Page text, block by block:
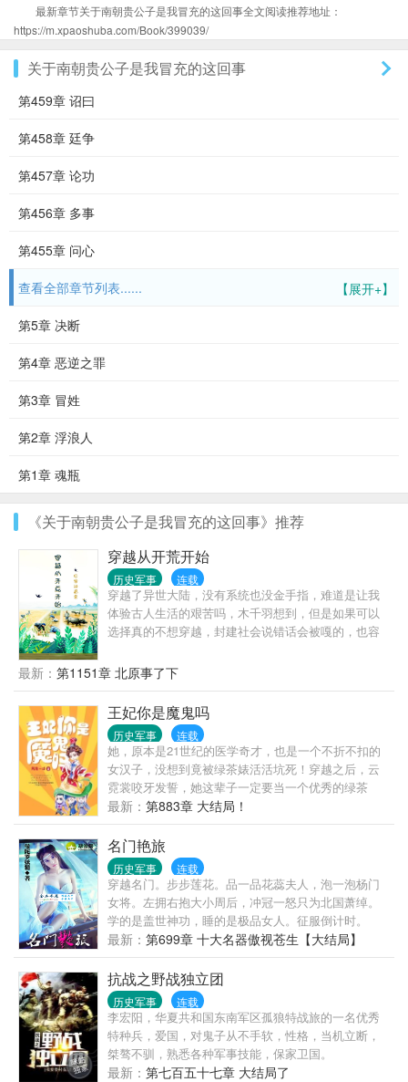
最新章节关于南朝贵公子是我冒充的这回事全文阅读推荐地址：
https://m.xpaoshuba.com/Book/399039/
关于南朝贵公子是我冒充的这回事
第459章 诏曰
第458章 廷争
第457章 论功
第456章 多事
第455章 问心
【展开+】
查看全部章节列表......
第5章 决断
第4章 恶逆之罪
第3章 冒姓
第2章 浮浪人
第1章 魂瓶
《关于南朝贵公子是我冒充的这回事》推荐
穿越从开荒开始
历史军事 连载
穿越了异世大陆，没有系统也没金手指，难道是让我
体验古人生活的艰苦吗，木千羽想到，但是如果可以
选择真的不想穿越，封建社会说错话会被嘎的，也容
最新： 第1151章 北原事了下
王妃你是魔鬼吗
历史军事 连载
她，原本是21世纪的医学奇才，也是一个不折不扣的
女汉子，没想到竟被绿茶婊活活坑死！穿越之后，云
霓裳咬牙发誓，她这辈子一定要当一个优秀的绿茶
婊，作天作地、挥斥方遒，一雪前耻！
最新： 第883章 大结局！
名门艳旅
历史军事 连载
穿越名门。步步莲花。品一品花蕊夫人，泡一泡杨门
女将。左拥右抱大小周后，冲冠一怒只为北国萧绰。
学的是盖世神功，睡的是极品女人。征服倒计时。
最新： 第699章 十大名器傲视苍生【大结局】
抗战之野战独立团
历史军事 连载
李宏阳，华夏共和国东南军区孤狼特战旅的一名优秀
特种兵，爱国，对鬼子从不手软，性格，当机立断，
桀骜不驯，熟悉各种军事技能，保家卫国。
最新： 第七百五十七章 大结局了